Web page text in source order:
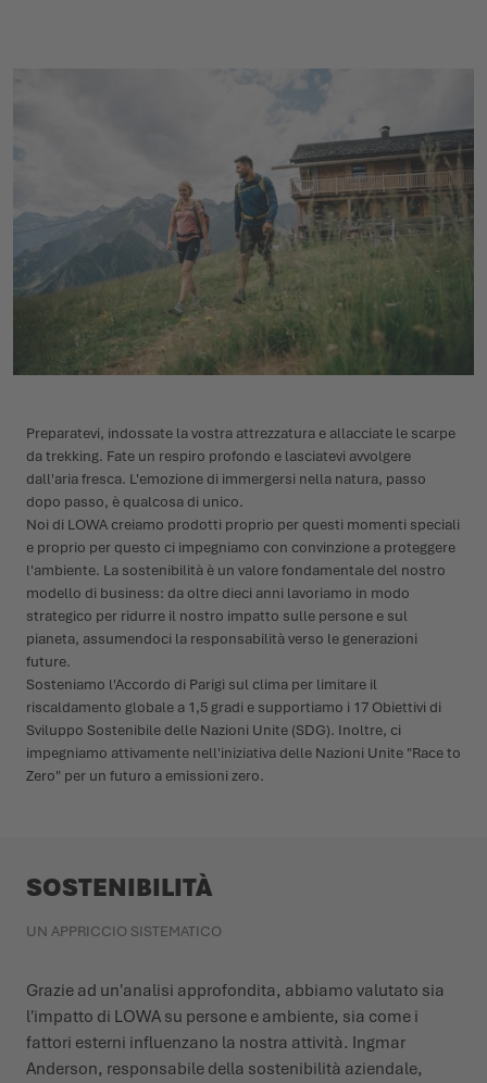
Preparatevi, indossate la vostra attrezzatura e allacciate le scarpe
da trekking. Fate un respiro profondo e lasciatevi avvolgere
dall'aria fresca. L'emozione di immergersi nella natura, passo
dopo passo, è qualcosa di unico.
Noi di LOWA creiamo prodotti proprio per questi momenti speciali
e proprio per questo ci impegniamo con convinzione a proteggere
l'ambiente. La sostenibilità è un valore fondamentale del nostro
modello di business: da oltre dieci anni lavoriamo in modo
strategico per ridurre il nostro impatto sulle persone e sul
pianeta, assumendoci la responsabilità verso le generazioni
future.
Sosteniamo l'Accordo di Parigi sul clima per limitare il
riscaldamento globale a 1,5 gradi e supportiamo i 17 Obiettivi di
Sviluppo Sostenibile delle Nazioni Unite (SDG). Inoltre, ci
impegniamo attivamente nell'iniziativa delle Nazioni Unite "Race to
Zero" per un futuro a emissioni zero.
SOSTENIBILITÀ
UN APPRICCIO SISTEMATICO
Grazie ad un'analisi approfondita, abbiamo valutato sia
l'impatto di LOWA su persone e ambiente, sia come i
fattori esterni influenzano la nostra attività. Ingmar
Anderson, responsabile della sostenibilità aziendale,